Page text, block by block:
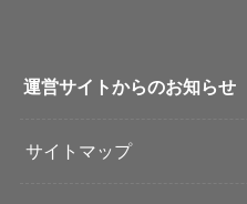
運営サイトからのお知らせ
サイトマップ